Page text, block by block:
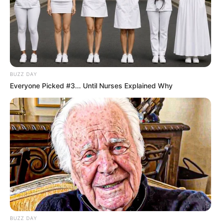
doenças e agravos, com ênfase na promoção da saúde.
Sobre o Programa Saúde com Agente
O Programa Saúde com Agente é uma iniciativa do Ministério da
Saúde (MS), por meio da Secretaria de Gestão do Trabalho e da
Federal do Rio Grande do Sul (UFRGS) e o Conselho Nacional de
Secretarias Municipais de Saúde (Conasems), é o maior programa
de formação técnica na área da saúde no formato hibrido
(metodologia na qual estudantes vivenciam o processo de
aprendizagem por meio das modalidades presencial e a distância,
de forma integrada) do País.
BUZZ DAY
Everyone Picked #3... Until Nurses Explained Why
BUZZ DAY